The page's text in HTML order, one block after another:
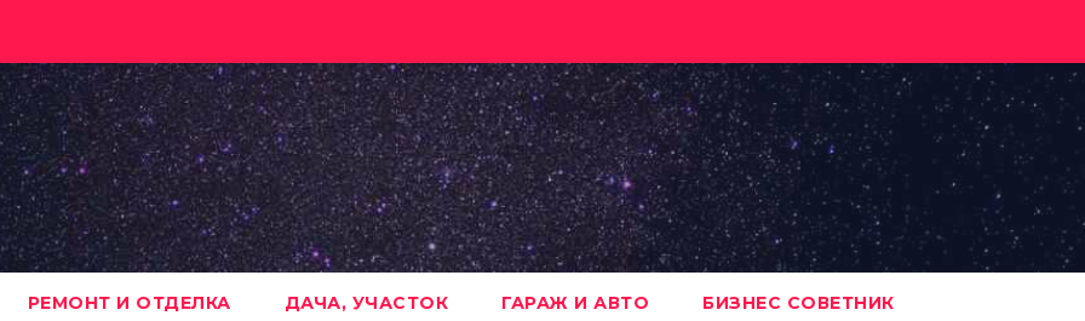
РЕМОНТ И ОТДЕЛКА ДАЧА, УЧАСТОК ГАРАЖ И АВТО БИЗНЕС СОВЕТНИК